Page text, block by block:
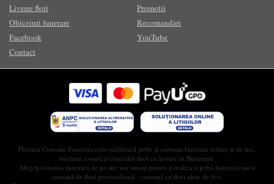
Livrare flori
Promotii
Obiceiuri funerare
Recomandari
Facebook
YouTube
Contact
Florăria Coroane Funerare.com realizează jerbe și coroane funerare ieftine și de lux,
buchete, coșuri și cruci din flori cu livrare in București.
Alegeți coroana funerară de pe site sau sunați pentru a realiza o jerbă funerară sau o
coroană de flori personalizată - coroană cu flori alese de dvs.